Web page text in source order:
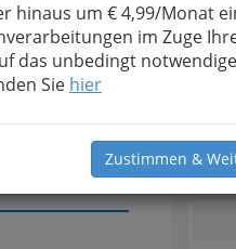
hinaus um € 4,99/Monat
im Zuge
das unbedingt notwendige
Sie hier
Zustimmen &
senden